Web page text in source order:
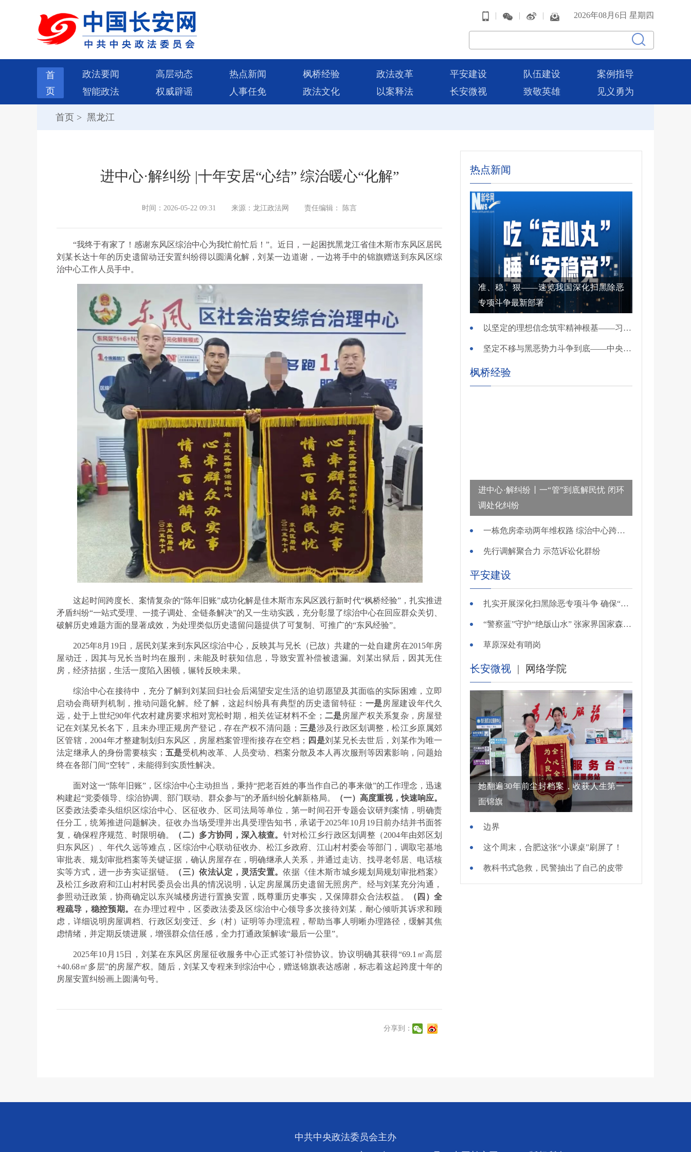
| | | 2026年08月6日 星期四
首
页
政法要闻 高层动态 热点新闻 枫桥经验 政法改革 平安建设 队伍建设
案例指导
智能政法
权威辟谣 人事任免 政法文化 以案释法 长安微视 致敬英雄 见义勇为
首页 > 黑龙江
进中心·解纠纷 |十年安居“心结” 综治暖心“化解”
时间：2026-05-22 09:31 来源：龙江政法网 责任编辑： 陈言
“我终于有家了！感谢东风区综治中心为我忙前忙后！”。近日，一起困扰黑龙江省佳木斯市东风区居民
刘某长达十年的历史遗留动迁安置纠纷得以圆满化解，刘某一边道谢，一边将手中的锦旗赠送到东风区综
治中心工作人员手中。
这起时间跨度长、案情复杂的“陈年旧账”成功化解是佳木斯市东风区践行新时代“枫桥经验”，扎实推进
矛盾纠纷“一站式受理、一揽子调处、全链条解决”的又一生动实践，充分彰显了综治中心在回应群众关切、
破解历史难题方面的显著成效，为处理类似历史遗留问题提供了可复制、可推广的“东风经验”。
2025年8月19日，居民刘某来到东风区综治中心，反映其与兄长（已故）共建的一处自建房在2015年房
屋动迁，因其与兄长当时均在服刑，未能及时获知信息，导致安置补偿被遗漏。刘某出狱后，因其无住
房，经济拮据，生活一度陷入困顿，辗转反映未果。
综治中心在接待中，充分了解到刘某回归社会后渴望安定生活的迫切愿望及其面临的实际困难，立即
启动会商研判机制，推动问题化解。经了解，这起纠纷具有典型的历史遗留特征： 一是房屋建设年代久
远，处于上世纪90年代农村建房要求相对宽松时期，相关佐证材料不全； 二是房屋产权关系复杂，房屋登
记在刘某兄长名下，且未办理正规房产登记，存在产权不清问题； 三是涉及行政区划调整，松江乡原属郊
区管辖，2004年才整建制划归东风区，房屋档案管理衔接存在空档； 四是刘某兄长去世后，刘某作为唯一
法定继承人的身份需要核实； 五是受机构改革、人员变动、档案分散及本人再次服刑等因素影响，问题始
终在各部门间“空转”，未能得到实质性解决。
面对这一“陈年旧账”，区综治中心主动担当，秉持“把老百姓的事当作自己的事来做”的工作理念，迅速
构建起“党委领导、综治协调、部门联动、群众参与”的矛盾纠纷化解新格局。
（一）高度重视，快速响应。
区委政法委牵头组织区综治中心、区征收办、区司法局等单位，第一时间召开专题会议研判案情，明确责
任分工，统筹推进问题解决。征收办当场受理并出具受理告知书，承诺于2025年10月19日前办结并书面答
复，确保程序规范、时限明确。
（二）多方协同，深入核查。 针对松江乡行政区划调整（2004年由郊区划
归东风区）、年代久远等难点，区综治中心联动征收办、松江乡政府、江山村村委会等部门，调取宅基地
审批表、规划审批档案等关键证据，确认房屋存在，明确继承人关系，并通过走访、找寻老邻居、电话核
实等方式，进一步夯实证据链。
（三）依法认定，灵活安置。依据《佳木斯市城乡规划局规划审批档案》
及松江乡政府和江山村村民委员会出具的情况说明，认定房屋属历史遗留无照房产。经与刘某充分沟通，
参照动迁政策，协商确定以东兴城楼房进行置换安置，既尊重历史事实，又保障群众合法权益。
（四）全
程疏导，稳控预期。在办理过程中，区委政法委及区综治中心领导多次接待刘某，耐心倾听其诉求和顾
虑，详细说明房屋调档、行政区划变迁、乡（村）证明等办理流程，帮助当事人明晰办理路径，缓解其焦
虑情绪，并定期反馈进展，增强群众信任感，全力打通政策解读“最后一公里”。
2025年10月15日，刘某在东风区房屋征收服务中心正式签订补偿协议。协议明确其获得“69.1㎡高层
+40.68㎡多层”的房屋产权。随后，刘某又专程来到综治中心，赠送锦旗表达感谢，标志着这起跨度十年的
房屋安置纠纷画上圆满句号。
分享到：
热点新闻
准、稳、狠——速览我国深化扫黑除恶
专项斗争最新部署
以坚定的理想信念筑牢精神根基——习近平党建思想理论品格系列述评之一
坚定不移与黑恶势力斗争到底——中央政法委负责同志就开展深化扫黑除恶专项斗争有关问题答记者问
枫桥经验
进中心·解纠纷丨一“管”到底解民忧 闭环
调处化纠纷
一栋危房牵动两年维权路 综治中心跨省寻鉴解民忧
先行调解聚合力 示范诉讼化群纷
平安建设
扎实开展深化扫黑除恶专项斗争 确保“全年全域平平安安、平平稳稳”——广东召开全省扫黑除恶专项斗争视频
“警察蓝”守护“绝版山水” 张家界国家森林公园景区派出所深化“生态警务”建设
草原深处有哨岗
长安微视 | 网络学院
她翻遍30年前尘封档案，收获人生第一
面锦旗
边界
这个周末，合肥这张“小课桌”刷屏了！
教科书式急救，民警抽出了自己的皮带
中共中央政法委员会主办